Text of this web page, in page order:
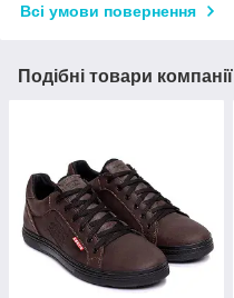
Всі умови повернення
Подібні товари компанії